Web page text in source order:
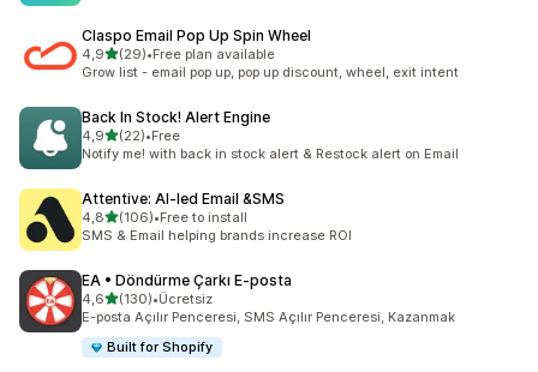
Claspo Email Pop Up Spin Wheel
4,95 yıldız üzerinden
(29)
toplam 29 değerlendirme
•Free plan available
Grow list - email pop up, pop up discount, wheel, exit intent
Back In Stock! Alert Engine
4,95 yıldız üzerinden
(22)
toplam 22 değerlendirme
•Free
Notify me! with back in stock alert & Restock alert on Email
Attentive: AI‑led Email &SMS
4,85 yıldız üzerinden
(106)
toplam 106 değerlendirme
•Free to install
SMS & Email helping brands increase ROI
EA • Döndürme Çarkı E‑posta
4,65 yıldız üzerinden
(130)
toplam 130 değerlendirme
•Ücretsiz
E-posta Açılır Penceresi, SMS Açılır Penceresi, Kazanmak
Built for Shopify